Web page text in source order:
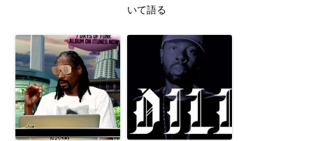
いて語る